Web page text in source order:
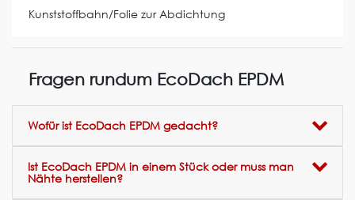
Kunststoffbahn/Folie zur Abdichtung
Fragen rundum EcoDach EPDM
Wofür ist EcoDach EPDM gedacht?
Ist EcoDach EPDM in einem Stück oder muss man
Nähte herstellen?